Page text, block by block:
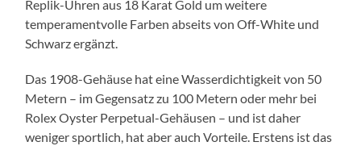
Replik-Uhren aus 18 Karat Gold um weitere
temperamentvolle Farben abseits von Off-White und
Schwarz ergänzt.
Das 1908-Gehäuse hat eine Wasserdichtigkeit von 50
Metern – im Gegensatz zu 100 Metern oder mehr bei
Rolex Oyster Perpetual-Gehäusen – und ist daher
weniger sportlich, hat aber auch Vorteile. Erstens ist das